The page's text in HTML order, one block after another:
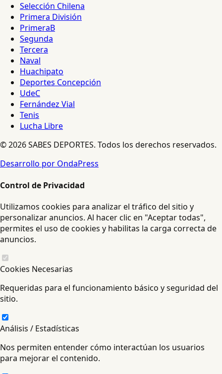
Selección Chilena
Primera División
PrimeraB
Segunda
Tercera
Naval
Huachipato
Deportes Concepción
UdeC
Fernández Vial
Tenis
Lucha Libre
© 2026 SABES DEPORTES. Todos los derechos reservados.
Desarrollo por OndaPress
Control de Privacidad
Utilizamos cookies para analizar el tráfico del sitio y
personalizar anuncios. Al hacer clic en "Aceptar todas",
permites el uso de cookies y habilitas la carga correcta de
anuncios.
Cookies Necesarias
Requeridas para el funcionamiento básico y seguridad del
sitio.
Análisis / Estadísticas
Nos permiten entender cómo interactúan los usuarios
para mejorar el contenido.